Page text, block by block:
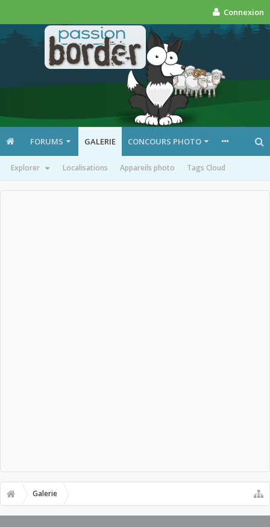
Connexion
FORUMS GALERIE
Explorer Localisations Appareils photo Tags Cloud
CONCOURS PHOTO
Galerie